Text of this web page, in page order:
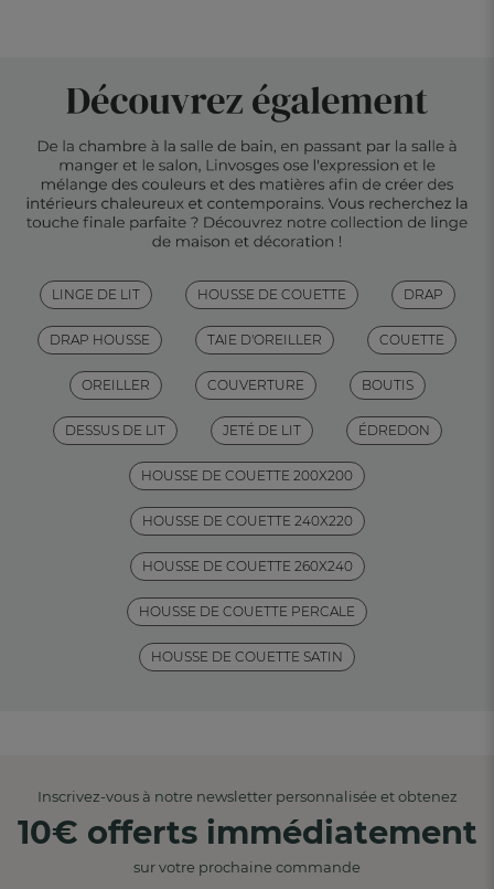
LINGE DE LIT HOUSSE DE COUETTE DRAP
DRAP HOUSSE TAIE D'OREILLER COUETTE
OREILLER COUVERTURE BOUTIS
DESSUS DE LIT JETÉ DE LIT ÉDREDON
HOUSSE DE COUETTE 200X200
HOUSSE DE COUETTE 240X220
HOUSSE DE COUETTE 260X240
HOUSSE DE COUETTE PERCALE
HOUSSE DE COUETTE SATIN
Inscrivez-vous à notre newsletter personnalisée et obtenez
10€ offerts immédiatement
sur votre prochaine commande